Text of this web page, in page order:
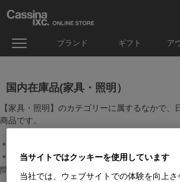
ブランド ギフト ア
国内在庫品(家具・照明）
【家具・照明】のカテゴリーに属するなかで、
商品です。
＊絞り込み機能で商品検索することができます。
＊全店舗で在庫を共有しておりますので、最新
問い合わせください。
当サイトではクッキーを使用しています
当社では、ウェブサイトでの体験を向上さ